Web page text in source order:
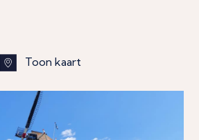
Toon kaart